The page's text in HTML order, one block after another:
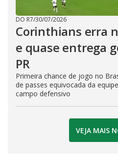
DO R7/30/07/2026
Corinthians erra
e quase entrega
PR
Primeira chance de jogo no
de passes equivocada da
campo defensivo
VEJA MAIS